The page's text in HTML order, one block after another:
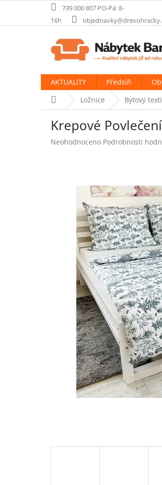
obsah
739 000 807 PO-Pá: 8-
16h
AKTUALITY Předsíň
Domů Ložnice Bytový
Krepové
Průměrné
hvězdiček.
Neohodnoceno Podrobnosti